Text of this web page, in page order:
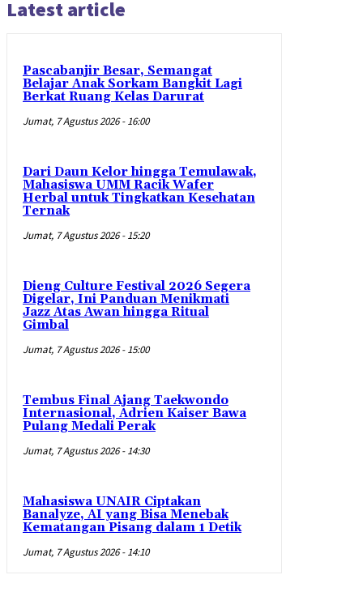
Latest article
Pascabanjir Besar, Semangat
Belajar Anak Sorkam Bangkit Lagi
Berkat Ruang Kelas Darurat
Jumat, 7 Agustus 2026 - 16:00
Dari Daun Kelor hingga Temulawak,
Mahasiswa UMM Racik Wafer
Herbal untuk Tingkatkan Kesehatan
Ternak
Jumat, 7 Agustus 2026 - 15:20
Dieng Culture Festival 2026 Segera
Digelar, Ini Panduan Menikmati
Jazz Atas Awan hingga Ritual
Gimbal
Jumat, 7 Agustus 2026 - 15:00
Tembus Final Ajang Taekwondo
Internasional, Adrien Kaiser Bawa
Pulang Medali Perak
Jumat, 7 Agustus 2026 - 14:30
Mahasiswa UNAIR Ciptakan
Banalyze, AI yang Bisa Menebak
Kematangan Pisang dalam 1 Detik
Jumat, 7 Agustus 2026 - 14:10